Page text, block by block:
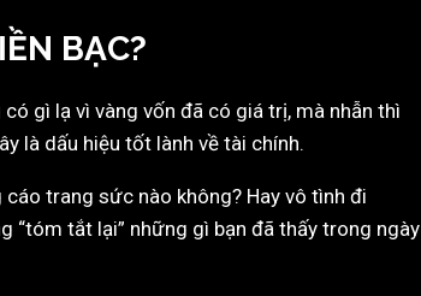
BẠC?
gì lạ vì vàng vốn đã có giá trị, mà nhẫn thì
là dấu hiệu tốt lành về tài chính.
trang sức nào không? Hay vô tình đi
“tóm tắt lại” những gì bạn đã thấy trong ngày